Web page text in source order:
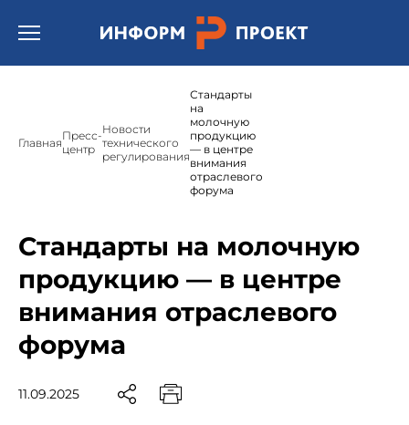
Открыть бургер меню.
ГлавнаяПресс-
центр
Новости
технического
регулирования
Стандарты
на
молочную
продукцию
— в центре
внимания
отраслевого
форума
Стандарты на молочную
продукцию — в центре
внимания отраслевого
форума
11.09.2025